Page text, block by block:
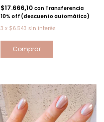
$17.666,10 con Transferencia
10% off (descuento automático)
3 x $6.543 sin interés